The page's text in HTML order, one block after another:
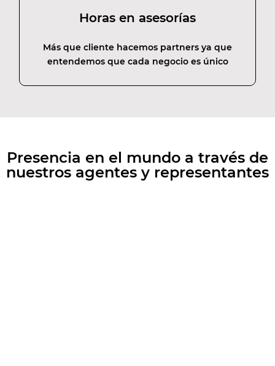
Horas en asesorías
Más que cliente hacemos partners ya que
entendemos que cada negocio es único
Presencia en el mundo a través de
nuestros agentes y representantes